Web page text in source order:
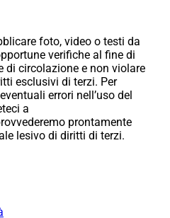
foto, video o testi da
verifiche al fine di
di circolazione e non violare
esclusivi di terzi. Per
errori nell’uso del
a
prontamente
lesivo di diritti di terzi.